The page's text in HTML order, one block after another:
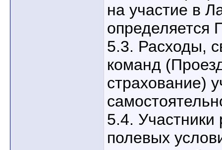
на участие в
5.3. Расходы,
команд
страхование)
5.4.
полевых